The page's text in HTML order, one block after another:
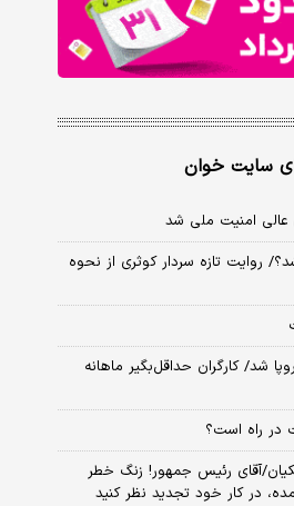
سایت خوان
امنیت ملی شد
روایت تازه سردار کوثری از نحوه
شد/ کارگران حداقل‌بگیر ماهانه
در راه است؟
آقای رئیس جمهور! زنگ خطر
در کار خود تجدید نظر کنید